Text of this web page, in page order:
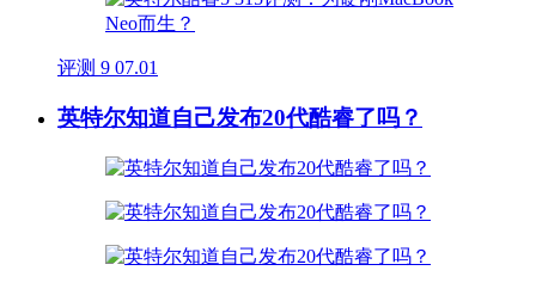
评测 9 07.01
英特尔知道自己发布20代酷睿了吗？